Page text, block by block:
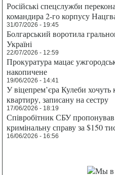
Російські спецслужби
командира 2-го корпусу
31/07/2026 - 19:45
Болгарський воротила
Україні
22/07/2026 - 12:59
Прокуратура мацає
накопичене
19/06/2026 - 14:41
У віцепрем’єра Кулеби хочуть
квартиру, записану на сестру
17/06/2026 - 18:19
Співробітник СБУ пропонував
кримінальну справу за $150
16/06/2026 - 16:56